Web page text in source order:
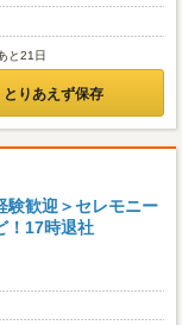
と21日
とりあえず保存
験歓迎＞セレモニー
！17時退社